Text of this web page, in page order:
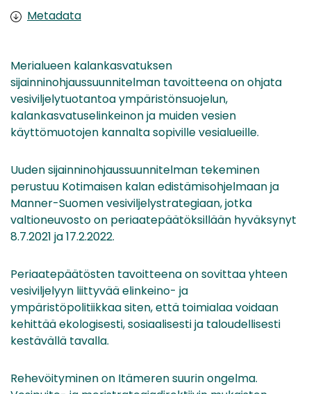
Metadata
Merialueen kalankasvatuksen
sijainninohjaussuunnitelman tavoitteena on ohjata
vesiviljelytuotantoa ympäristönsuojelun,
kalankasvatuselinkeinon ja muiden vesien
käyttömuotojen kannalta sopiville vesialueille.
Uuden sijainninohjaussuunnitelman tekeminen
perustuu Kotimaisen kalan edistämisohjelmaan ja
Manner-Suomen vesiviljelystrategiaan, jotka
valtioneuvosto on periaatepäätöksillään hyväksynyt
8.7.2021 ja 17.2.2022.
Periaatepäätösten tavoitteena on sovittaa yhteen
vesiviljelyyn liittyvää elinkeino- ja
ympäristöpolitiikkaa siten, että toimialaa voidaan
kehittää ekologisesti, sosiaalisesti ja taloudellisesti
kestävällä tavalla.
Rehevöityminen on Itämeren suurin ongelma.